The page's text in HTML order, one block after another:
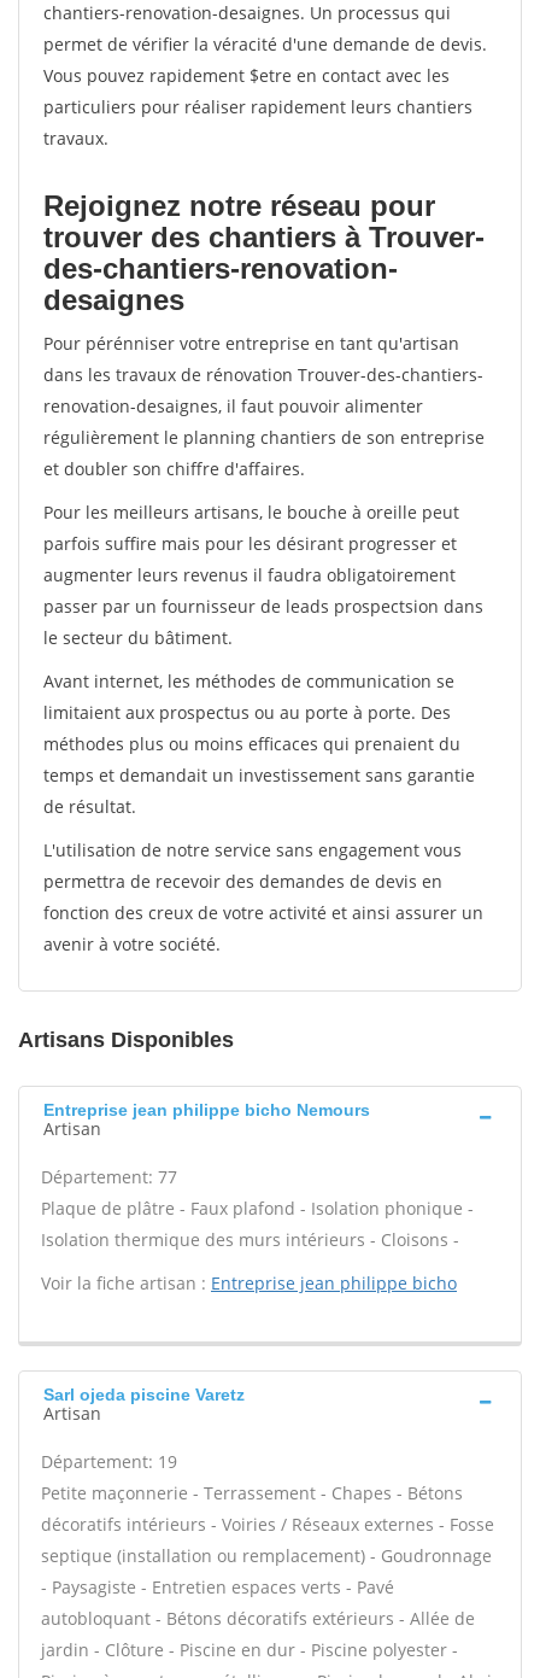
chantiers-renovation-desaignes. Un processus qui
permet de vérifier la véracité d'une demande de devis.
Vous pouvez rapidement $etre en contact avec les
particuliers pour réaliser rapidement leurs chantiers
travaux.
Rejoignez notre réseau pour
trouver des chantiers à Trouver-
des-chantiers-renovation-
desaignes
Pour pérénniser votre entreprise en tant qu'artisan
dans les travaux de rénovation Trouver-des-chantiers-
renovation-desaignes, il faut pouvoir alimenter
régulièrement le planning chantiers de son entreprise
et doubler son chiffre d'affaires.
Pour les meilleurs artisans, le bouche à oreille peut
parfois suffire mais pour les désirant progresser et
augmenter leurs revenus il faudra obligatoirement
passer par un fournisseur de leads prospectsion dans
le secteur du bâtiment.
Avant internet, les méthodes de communication se
limitaient aux prospectus ou au porte à porte. Des
méthodes plus ou moins efficaces qui prenaient du
temps et demandait un investissement sans garantie
de résultat.
L'utilisation de notre service sans engagement vous
permettra de recevoir des demandes de devis en
fonction des creux de votre activité et ainsi assurer un
avenir à votre société.
Artisans Disponibles
Entreprise jean philippe bicho Nemours
Artisan
Département: 77
Plaque de plâtre - Faux plafond - Isolation phonique -
Isolation thermique des murs intérieurs - Cloisons -
Voir la fiche artisan : Entreprise jean philippe bicho
Sarl ojeda piscine Varetz
Artisan
Département: 19
Petite maçonnerie - Terrassement - Chapes - Bétons
décoratifs intérieurs - Voiries / Réseaux externes - Fosse
septique (installation ou remplacement) - Goudronnage
- Paysagiste - Entretien espaces verts - Pavé
autobloquant - Bétons décoratifs extérieurs - Allée de
jardin - Clôture - Piscine en dur - Piscine polyester -